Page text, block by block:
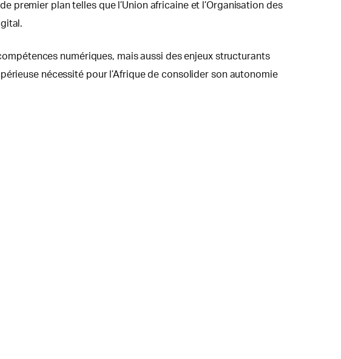
premier plan telles que l’Union africaine et l’Organisation des
numériques, mais aussi des enjeux structurants
nécessité pour l’Afrique de consolider son autonomie